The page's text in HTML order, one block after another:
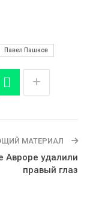
Павел Пашков
МАТЕРИАЛ
Авроре удалили
правый глаз